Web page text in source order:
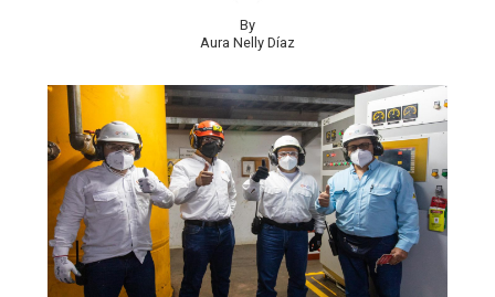
By
Aura Nelly Díaz